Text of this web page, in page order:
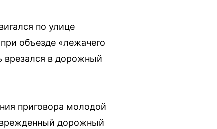
по улице
объезде «лежачего
врезался в дорожный
приговора молодой
дорожный